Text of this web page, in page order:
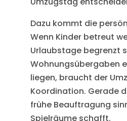
Dazu kommt die
Wenn Kinder betreut
Urlaubstage begrenzt
Wohnungsübergaben
liegen, braucht der
Koordination. Gerade
frühe Beauftragung
Spielräume schafft.